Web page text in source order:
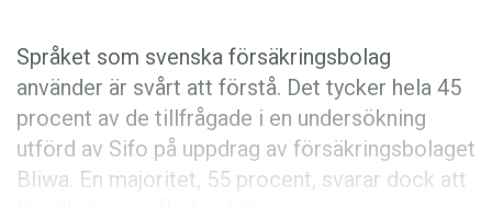
Språket som svenska försäkringsbolag
använder är svårt att förstå. Det tycker hela 45
procent av de tillfrågade i en undersökning
utförd av Sifo på uppdrag av försäkringsbolaget
Bliwa. En majoritet, 55 procent, svarar dock att